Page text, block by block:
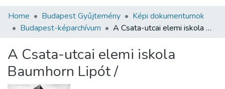
Communities & Collections
Statistics
About us
Home Budapest Gyűjtemény
Képi dokumentumok
Budapest-képarchívum
A Csata-utcai elemi iskola Baumhorn Lipót /
A Csata-utcai elemi iskola
Baumhorn Lipót /